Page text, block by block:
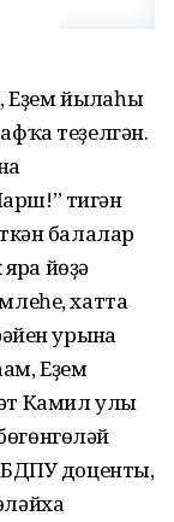
Еҙем йылғаһы
теҙелгән.
тигән
балалар
йөҙә
хатта
урынға
Еҙем
Камил улы
доценты,